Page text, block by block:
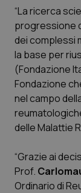
Lavoro e
Scienza e
Studi e
Lettere al
QS Pro
“La ricerca
progressione
dei complessi
la base per
(Fondazione
Fondazione
nel campo
delle Malattie
“Grazie ai
Prof.
Ordinario di